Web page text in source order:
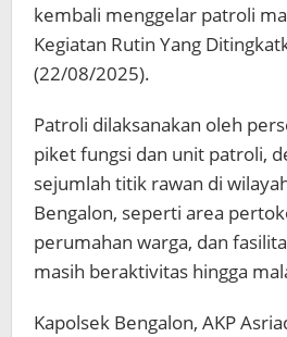
kembali menggelar patroli
Kegiatan Rutin Yang
(22/08/2025).
Patroli dilaksanakan oleh
piket fungsi dan unit patroli,
sejumlah titik rawan di
Bengalon, seperti area
perumahan warga, dan
masih beraktivitas hingga
Kapolsek Bengalon, AKP